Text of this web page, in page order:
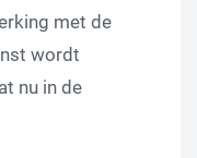
met de
wordt
nu in de